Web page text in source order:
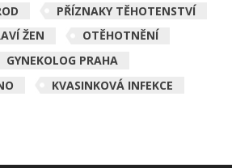
PŘÍZNAKY TĚHOTENSTVÍ
ŽEN
OTĚHOTNĚNÍ
GYNEKOLOG PRAHA
KVASINKOVÁ INFEKCE